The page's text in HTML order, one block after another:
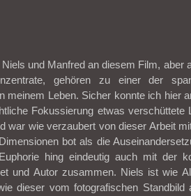
und Manfred an diesem Film, aber
gehören zu einer der
meinem Leben. Sicher konnte ich hier
Fokussierung etwas verschüttete
war wie verzaubert von dieser Arbeit
bot als die
hing eindeutig auch mit der
und Autor zusammen. Niels ist wie
dieser vom fotografischen Standbild